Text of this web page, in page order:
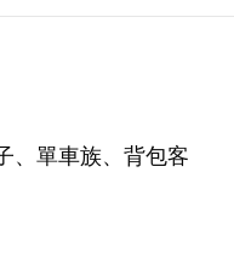
、單車族、背包客